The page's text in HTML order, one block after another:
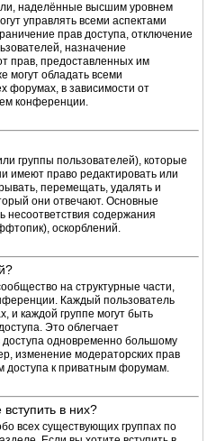
наделённые высшим уровнем
управлять всеми аспектами
прав доступа, отключение
назначение
прав, предоставленных им
могут обладать всеми
форумах, в зависимости от
конференции.
группы пользователей), которые
имеют право редактировать или
перемещать, удалять и
они отвечают. Основные
несоответствия содержания
оскорблений.
на структурные части,
Каждый пользователь
и каждой группе могут быть
Это облегчает
одновременно большому
изменение модераторских прав
доступа к приватным форумам.
в них?
всех существующих группах по